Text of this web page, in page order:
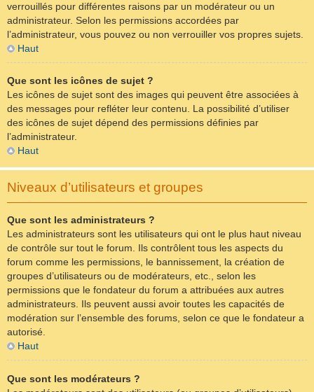
verrouillés pour différentes raisons par un modérateur ou un
administrateur. Selon les permissions accordées par
l’administrateur, vous pouvez ou non verrouiller vos propres sujets.
Haut
Que sont les icônes de sujet ?
Les icônes de sujet sont des images qui peuvent être associées à
des messages pour refléter leur contenu. La possibilité d’utiliser
des icônes de sujet dépend des permissions définies par
l’administrateur.
Haut
Niveaux d’utilisateurs et groupes
Que sont les administrateurs ?
Les administrateurs sont les utilisateurs qui ont le plus haut niveau
de contrôle sur tout le forum. Ils contrôlent tous les aspects du
forum comme les permissions, le bannissement, la création de
groupes d’utilisateurs ou de modérateurs, etc., selon les
permissions que le fondateur du forum a attribuées aux autres
administrateurs. Ils peuvent aussi avoir toutes les capacités de
modération sur l’ensemble des forums, selon ce que le fondateur a
autorisé.
Haut
Que sont les modérateurs ?